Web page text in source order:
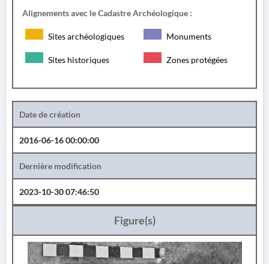
Alignements avec le Cadastre Archéologique :
Sites archéologiques Monuments
Sites historiques Zones protégées
Date de création
2016-06-16 00:00:00
Dernière modification
2023-10-30 07:46:50
Figure(s)